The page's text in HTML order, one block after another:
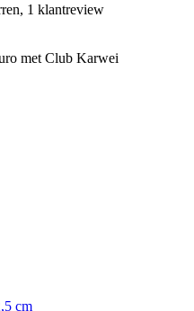
1 klantreview
met Club Karwei
cm